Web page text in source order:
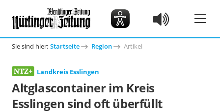
Sie sind hier: Startseite Region Artikel
Landkreis Esslingen
Altglascontainer im Kreis
Esslingen sind oft überfüllt